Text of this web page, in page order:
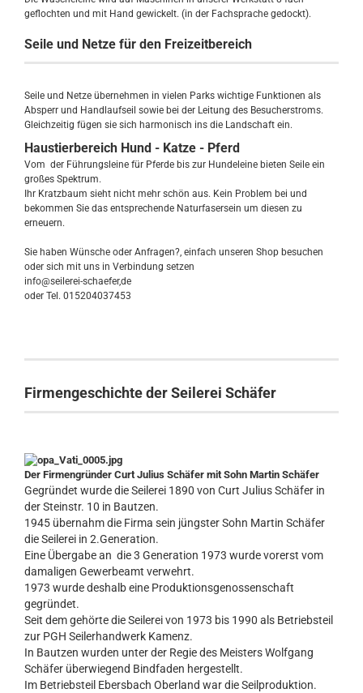
geflochten und mit Hand gewickelt. (in der Fachsprache gedockt).
Seile und Netze für den Freizeitbereich
Seile und Netze übernehmen in vielen Parks wichtige Funktionen als
Absperr und Handlaufseil sowie bei der Leitung des Besucherstroms.
Gleichzeitig fügen sie sich harmonisch ins die Landschaft ein.
Haustierbereich Hund - Katze - Pferd
Vom der Führungsleine für Pferde bis zur Hundeleine bieten Seile ein
großes Spektrum.
Ihr Kratzbaum sieht nicht mehr schön aus. Kein Problem bei und
bekommen Sie das entsprechende Naturfasersein um diesen zu
erneuern.
Sie haben Wünsche oder Anfragen?, einfach unseren Shop besuchen
oder sich mit uns in Verbindung setzen
info@seilerei-schaefer,de
oder Tel. 015204037453
Firmengeschichte der Seilerei Schäfer
Der Firmengründer Curt Julius Schäfer mit Sohn Martin Schäfer
Gegründet wurde die Seilerei 1890 von Curt Julius Schäfer in
der Steinstr. 10 in Bautzen.
1945 übernahm die Firma sein jüngster Sohn Martin Schäfer
die Seilerei in 2.Generation.
Eine Übergabe an die 3 Generation 1973 wurde vorerst vom
damaligen Gewerbeamt verwehrt.
1973 wurde deshalb eine Produktionsgenossenschaft
gegründet.
Seit dem gehörte die Seilerei von 1973 bis 1990 als Betriebsteil
zur PGH Seilerhandwerk Kamenz.
In Bautzen wurden unter der Regie des Meisters Wolfgang
Schäfer überwiegend Bindfaden hergestellt.
Im Betriebsteil Ebersbach Oberland war die Seilproduktion.